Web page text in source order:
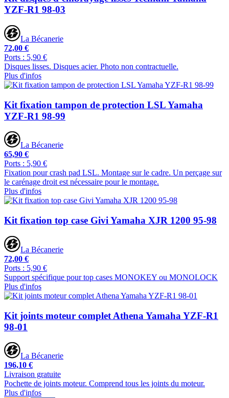
YZF-R1 98-03
La Bécanerie
72,00 €
Ports : 5,90 €
Disques lisses. Disques acier. Photo non contractuelle.
Plus d'infos
Kit fixation tampon de protection LSL Yamaha
YZF-R1 98-99
La Bécanerie
65,90 €
Ports : 5,90 €
Fixation pour crash pad LSL. Montage sur le cadre. Un perçage sur
le carénage droit est nécessaire pour le montage.
Plus d'infos
Kit fixation top case Givi Yamaha XJR 1200 95-98
La Bécanerie
72,00 €
Ports : 5,90 €
Support spécifique pour top cases MONOKEY ou MONOLOCK
Plus d'infos
Kit joints moteur complet Athena Yamaha YZF-R1
98-01
La Bécanerie
196,10 €
Livraison gratuite
Pochette de joints moteur. Comprend tous les joints du moteur.
Plus d'infos